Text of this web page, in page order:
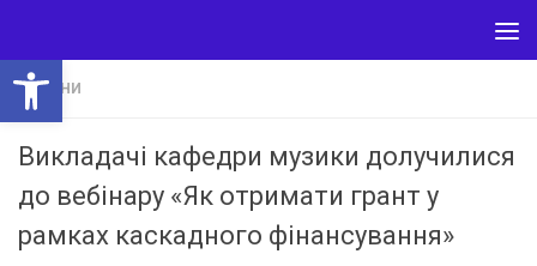
Відкрити Панель інструментів
НОВИНИ
Викладачі кафедри музики долучилися
до вебінару «Як отримати грант у
рамках каскадного фінансування»